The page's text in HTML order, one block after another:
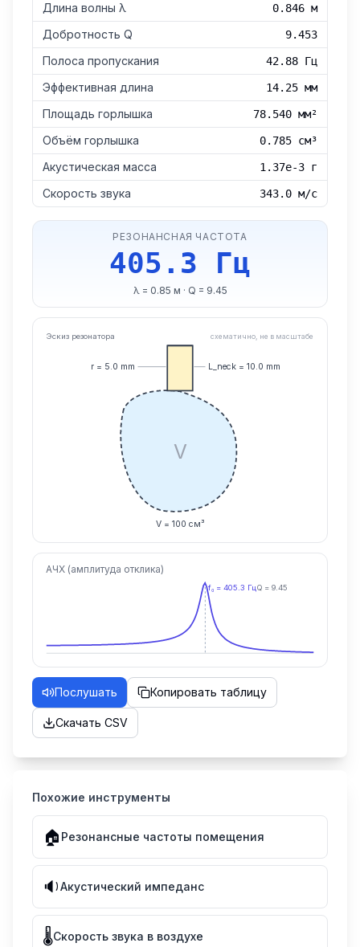
Длина волны λ 0.846 м
Добротность Q 9.453
Полоса пропускания 42.88 Гц
Эффективная длина 14.25 мм
Площадь горлышка 78.540 мм²
Объём горлышка 0.785 см³
Акустическая масса 1.37e-3 г
Скорость звука 343.0 м/с
РЕЗОНАНСНАЯ ЧАСТОТА
405.3 Гц
λ = 0.85 м · Q = 9.45
V
V = 100 см³
r = 5.0 mm L_neck =10.0 mm
Эскиз резонатора схематично, не в масштабе
АЧХ (амплитуда отклика)
f₀ = 405.3 Гц Q =9.45
Послушать Копировать таблицу
Скачать CSV
Похожие инструменты
🏠 Резонансные частоты помещения
🔉Акустический импеданс
🌡️Скорость звука в воздухе